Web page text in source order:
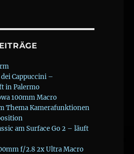
Cappuccini –
in Palermo
100mm Macro
Thema Kamerafunktionen
am Surface Go 2 – läuft
f/2.8 2x Ultra Macro